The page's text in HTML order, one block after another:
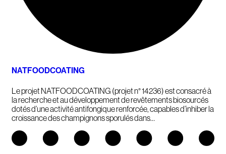
NATFOODCOATING
Le projet NATFOODCOATING (projet n° 14236) est consacré à
la recherche et au développement de revêtements biosourcés
dotés d’une activité antifongique renforcée, capables d’inhiber la
croissance des champignons sporulés dans…